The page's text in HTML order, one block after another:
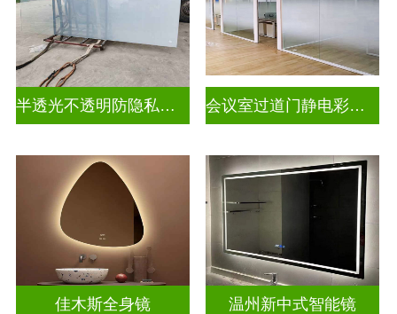
半透光不透明防隐私幻彩炫彩渐变玻璃 会议室过道门静电彩色渐变玻璃
佳木斯全身镜 温州新中式智能镜